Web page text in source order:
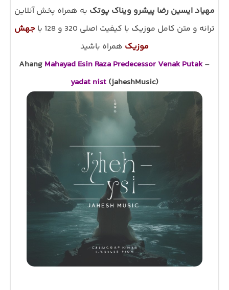
مهیاد ایسین رضا پیشرو ویناک پوتک به همراه پخش آنلاین
ترانه و متن کامل موزیک با کیفیت اصلی 320 و 128 با
جهش
موزیک همراه باشید
Ahang Mahayad Esin Raza Predecessor Venak Putak–
yadat nist (jaheshMusic)